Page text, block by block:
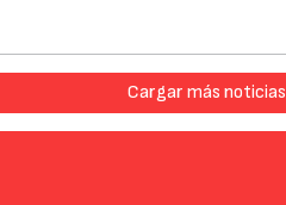
Cargar más noticias